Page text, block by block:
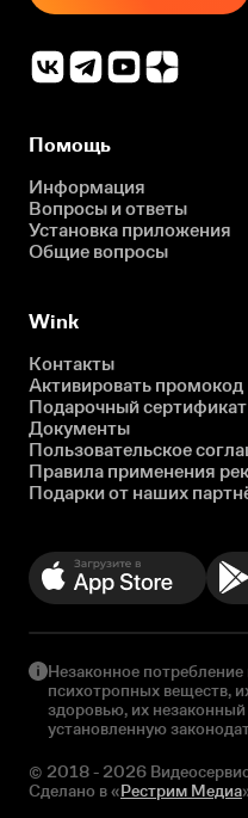
Помощь
Информация
Вопросы и ответы
Установка приложения
Общие вопросы
Wink
Контакты
Активировать промокод
Подарочный сертификат
Документы
Пользовательское
Правила применения
Подарки от наших
Незаконное потребление
психотропных веществ,
здоровью, их
установленную
© 2018 - 2026
Сделано в «Рестрим Медиа